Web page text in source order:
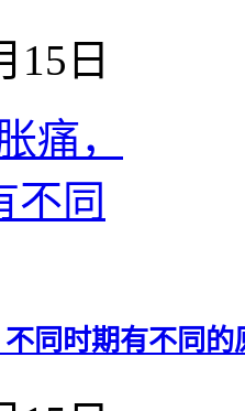
15日
同时期有不同的